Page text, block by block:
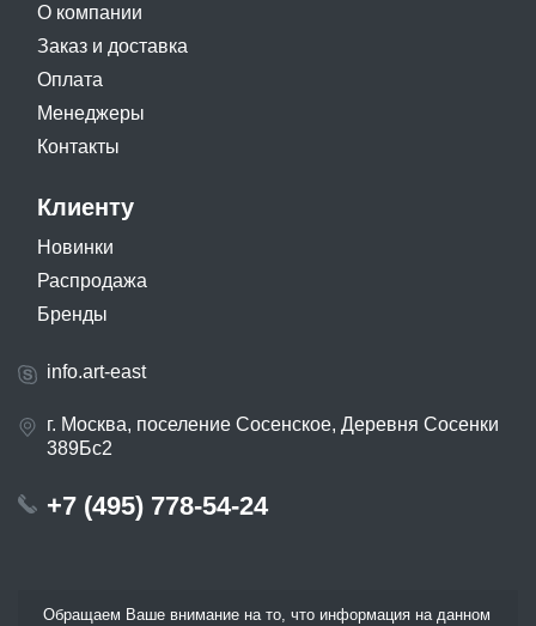
О компании
Заказ и доставка
Оплата
Менеджеры
Контакты
Клиенту
Новинки
Распродажа
Бренды
info.art-east
г. Москва, поселение Сосенское, Деревня Сосенки
389Бс2
+7 (495) 778-54-24
Обращаем Ваше внимание на то, что информация на данном